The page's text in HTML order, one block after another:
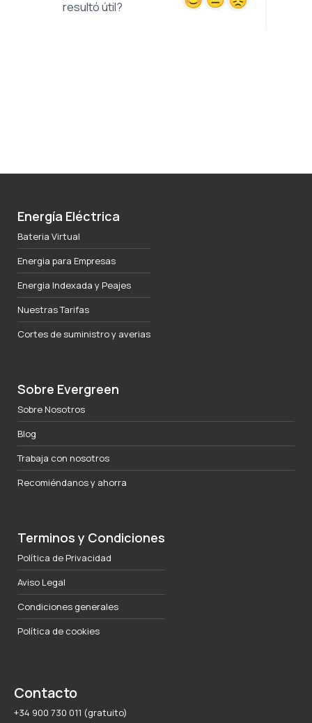
resultó útil?
Energía Eléctrica
Bateria Virtual
Energia para Empresas
Energia Indexada y Peajes
Nuestras Tarifas
Cortes de suministro y averias
Sobre Evergreen
Sobre Nosotros
Blog
Trabaja con nosotros
Recomiéndanos y ahorra
Terminos y Condiciones
Política de Privacidad
Aviso Legal
Condiciones generales
Política de cookies
Contacto
+34 900 730 011 (gratuito)